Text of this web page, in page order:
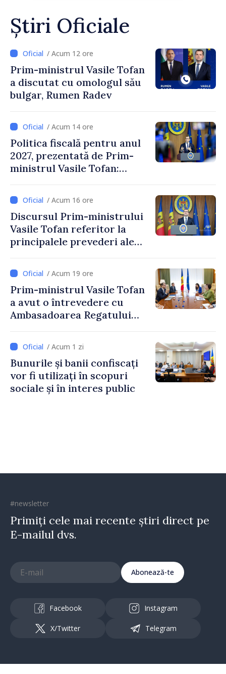
Știri Oficiale
/ Acum 12 ore
Prim-ministrul Vasile Tofan
a discutat cu omologul său
bulgar, Rumen Radev
/ Acum 14 ore
Politica fiscală pentru anul
2027, prezentată de Prim-
ministrul Vasile Tofan:
stimularea investițiilor și o
taxare mai echitabilă
/ Acum 16 ore
Discursul Prim-ministrului
Vasile Tofan referitor la
principalele prevederi ale
2027
/ Acum 19 ore
Prim-ministrul Vasile Tofan
a avut o întrevedere cu
Ambasadoarea Regatului
Irlandei de Nord, Fern
Horine / Acum 1 zi
Bunurile și banii confiscați
vor fi utilizați în scopuri
sociale și în interes public
#newsletter
Primiți cele mai recente știri direct pe
E-mailul dvs.
Abonează-te
Facebook Instagram
X/Twitter Telegram